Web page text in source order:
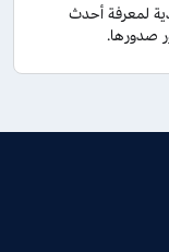
لمعرفة أحدث
صدورها.